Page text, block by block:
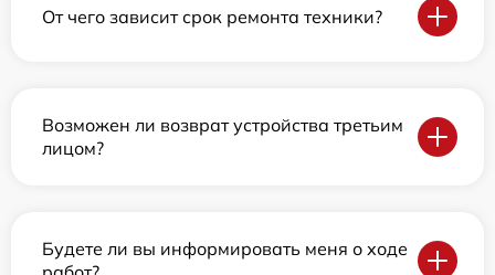
От чего зависит срок ремонта техники?
Возможен ли возврат устройства третьим
лицом?
Будете ли вы информировать меня о ходе